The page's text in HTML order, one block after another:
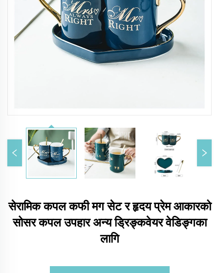
सेरामिक कपल कफी मग सेट र हृदय प्रेम आकारको
सोसर कपल उपहार अन्य ड्रिङ्कवेयर वेडिङ्गका
लागि